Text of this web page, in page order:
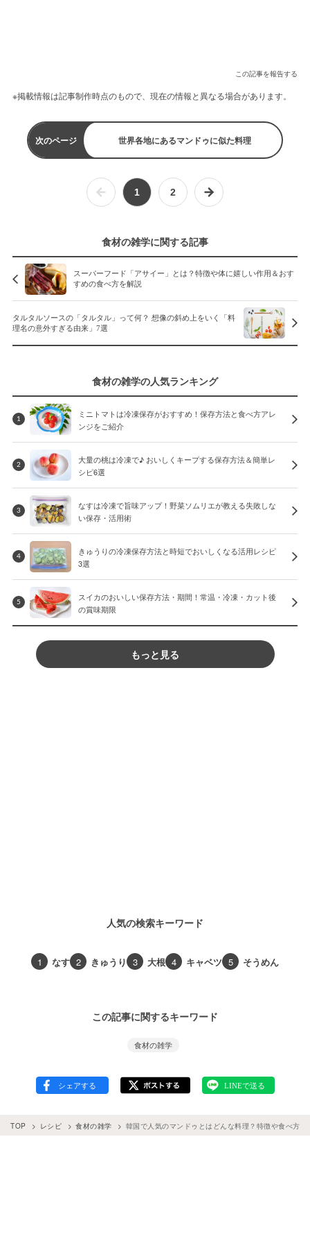
この記事を報告する
※掲載情報は記事制作時点のもので、現在の情報と異なる場合があります。
次のページ 世界各地にあるマンドゥに似た料理
1 2
食材の雑学に関する記事
スーパーフード「アサイー」とは？特徴や体に嬉しい作用＆おす
すめの食べ方を解説
タルタルソースの「タルタル」って何？ 想像の斜め上をいく「料
理名の意外すぎる由来」7選
食材の雑学の人気ランキング
1
ミニトマトは冷凍保存がおすすめ！保存方法と食べ方アレ
ンジをご紹介
2
大量の桃は冷凍で♪ おいしくキープする保存方法＆簡単レ
シピ6選
3
なすは冷凍で旨味アップ！野菜ソムリエが教える失敗しな
い保存・活用術
4
きゅうりの冷凍保存方法と時短でおいしくなる活用レシピ
3選
5
スイカのおいしい保存方法・期間！常温・冷凍・カット後
の賞味期限
もっと見る
人気の検索キーワード
1 なす 2 きゅうり 3 大根 4 キャベツ 5 そうめん
この記事に関するキーワード
食材の雑学
TOP レシピ 食材の雑学 韓国で人気のマンドゥとはどんな料理？特徴や食べ方を